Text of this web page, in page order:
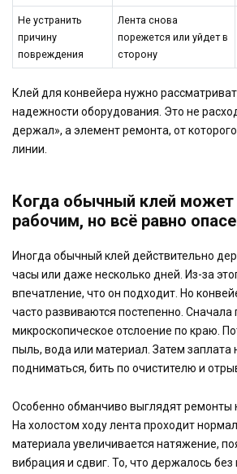
Не устранить
причину
повреждения
Лента снова
порежется или уйдет в
сторону
Клей для конвейера нужно
надежности оборудования. Это не
держал», а элемент ремонта, от
линии.
Когда обычный клей может
рабочим, но всё равно
Иногда обычный клей действительно
часы или даже несколько дней. Из-за
впечатление, что он подходит. Но
часто развиваются постепенно. Сначала
микроскопическое отслоение по краю.
пыль, вода или материал. Затем заплата
подниматься, бить по очистителю и
Особенно обманчиво выглядят ремонты
На холостом ходу лента проходит
материала увеличивается натяжение,
вибрация и сдвиг. То, что держалось без